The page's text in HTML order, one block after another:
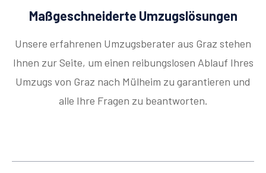
Maßgeschneiderte Umzugslösungen
Unsere erfahrenen Umzugsberater aus Graz stehen
Ihnen zur Seite, um einen reibungslosen Ablauf Ihres
Umzugs von Graz nach Mülheim zu garantieren und
alle Ihre Fragen zu beantworten.